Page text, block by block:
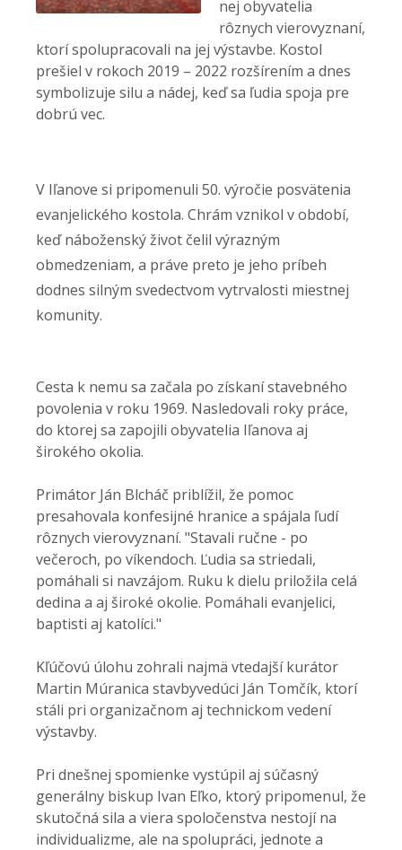
nej obyvatelia
rôznych vierovyznaní,
ktorí spolupracovali na jej výstavbe. Kostol
prešiel v rokoch 2019 – 2022 rozšírením a dnes
symbolizuje silu a nádej, keď sa ľudia spoja pre
dobrú vec.
V Iľanove si pripomenuli 50. výročie posvätenia
evanjelického kostola. Chrám vznikol v období,
keď náboženský život čelil výrazným
obmedzeniam, a práve preto je jeho príbeh
dodnes silným svedectvom vytrvalosti miestnej
komunity.
Cesta k nemu sa začala po získaní stavebného
povolenia v roku 1969. Nasledovali roky práce,
do ktorej sa zapojili obyvatelia Iľanova aj
širokého okolia.
Primátor Ján Blcháč priblížil, že pomoc
presahovala konfesijné hranice a spájala ľudí
rôznych vierovyznaní. "Stavali ručne - po
večeroch, po víkendoch. Ľudia sa striedali,
pomáhali si navzájom. Ruku k dielu priložila celá
dedina a aj široké okolie. Pomáhali evanjelici,
baptisti aj katolíci."
Kľúčovú úlohu zohrali najmä vtedajší kurátor
Martin Múranica stavbyvedúci Ján Tomčík, ktorí
stáli pri organizačnom aj technickom vedení
výstavby.
Pri dnešnej spomienke vystúpil aj súčasný
generálny biskup Ivan Eľko, ktorý pripomenul, že
skutočná sila a viera spoločenstva nestojí na
individualizme, ale na spolupráci, jednote a